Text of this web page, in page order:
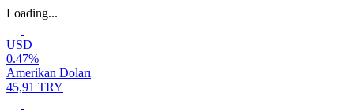
Loading...
USD
0.47%
Amerikan Doları
45,91 TRY